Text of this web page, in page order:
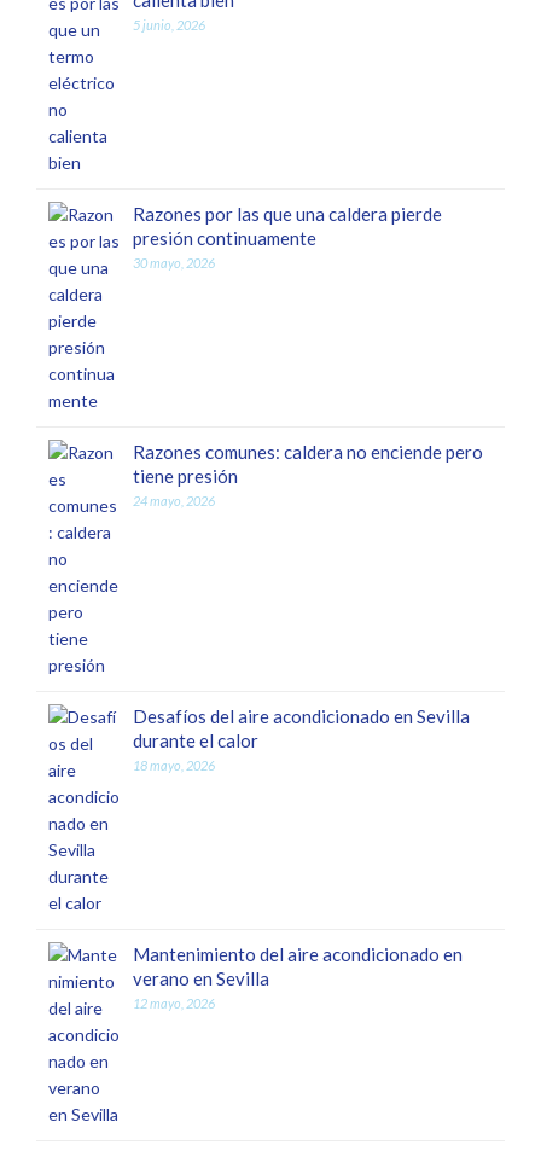
5 junio, 2026
Razones por las que una caldera pierde
presión continuamente
30 mayo, 2026
Razones comunes: caldera no enciende pero
tiene presión
24 mayo, 2026
Desafíos del aire acondicionado en Sevilla
durante el calor
18 mayo, 2026
Mantenimiento del aire acondicionado en
verano en Sevilla
12 mayo, 2026